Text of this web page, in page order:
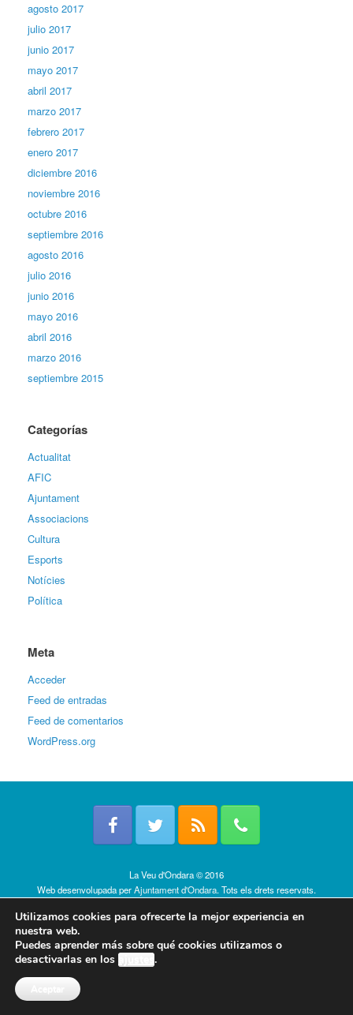
agosto 2017
julio 2017
junio 2017
mayo 2017
abril 2017
marzo 2017
febrero 2017
enero 2017
diciembre 2016
noviembre 2016
octubre 2016
septiembre 2016
agosto 2016
julio 2016
junio 2016
mayo 2016
abril 2016
marzo 2016
septiembre 2015
Categorías
Actualitat
AFIC
Ajuntament
Associacions
Cultura
Esports
Notícies
Política
Meta
Acceder
Feed de entradas
Feed de comentarios
WordPress.org
La Veu d'Ondara © 2016
Web desenvolupada perAjuntament d'Ondara. Tots els drets reservats.
Utilizamos cookies para ofrecerte la mejor experiencia en
nuestra web.
Puedes aprender más sobre qué cookies utilizamos o
desactivarlas en los ajustes.